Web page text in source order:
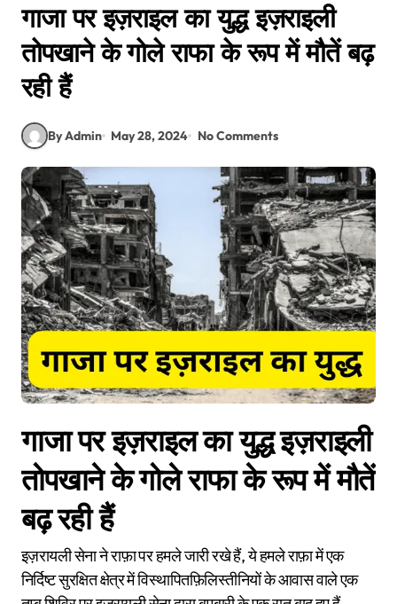
गाजा पर इज़राइल का युद्ध इज़राइली
तोपखाने के गोले राफा के रूप में मौतें बढ़
रही हैं
By Admin May 28, 2024 No Comments
गाजा पर इज़राइल का युद्ध इज़राइली
तोपखाने के गोले राफा के रूप में मौतें
बढ़ रही हैं
इज़रायली सेना ने राफ़ा पर हमले जारी रखे हैं, ये हमले राफ़ा में एक
निर्दिष्ट सुरक्षित क्षेत्र में विस्थापितफ़िलिस्तीनियों के आवास वाले एक